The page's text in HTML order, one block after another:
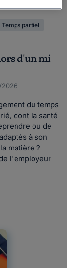
Temps partiel
d'un mi
2026
du temps
dont la santé
ou de
à son
matière ?
l'employeur